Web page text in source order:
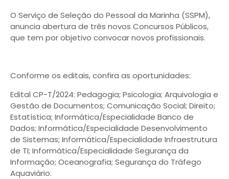
O Serviço de Seleção do Pessoal da Marinha (SSPM),
anuncia abertura de três novos Concursos Públicos,
que tem por objetivo convocar novos profissionais.
Conforme os editais, confira as oportunidades:
Edital CP-T/2024: Pedagogia; Psicologia; Arquivologia e
Gestão de Documentos; Comunicação Social; Direito;
Estatística; Informática/Especialidade Banco de
Dados; Informática/Especialidade Desenvolvimento
de Sistemas; Informática/Especialidade Infraestrutura
de TI; Informática/Especialidade Segurança da
Informação; Oceanografia; Segurança do Tráfego
Aquaviário.